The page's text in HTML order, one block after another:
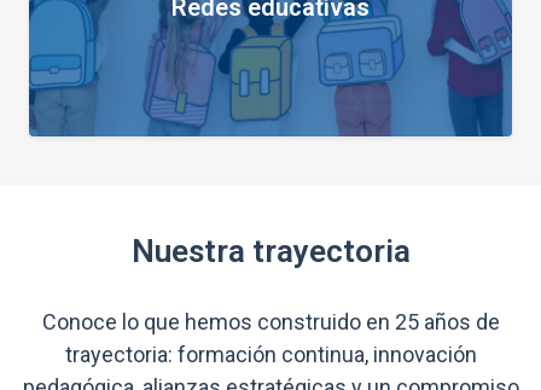
Redes educativas
Nuestra trayectoria
Conoce lo que hemos construido en 25 años de
trayectoria: formación continua, innovación